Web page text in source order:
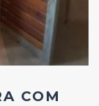
COM